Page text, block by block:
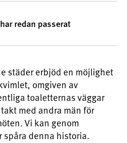
redan passerat
städer erbjöd en möjlighet
omgiven av
toaletternas väggar
med andra män för
Vi kan genom
denna historia.